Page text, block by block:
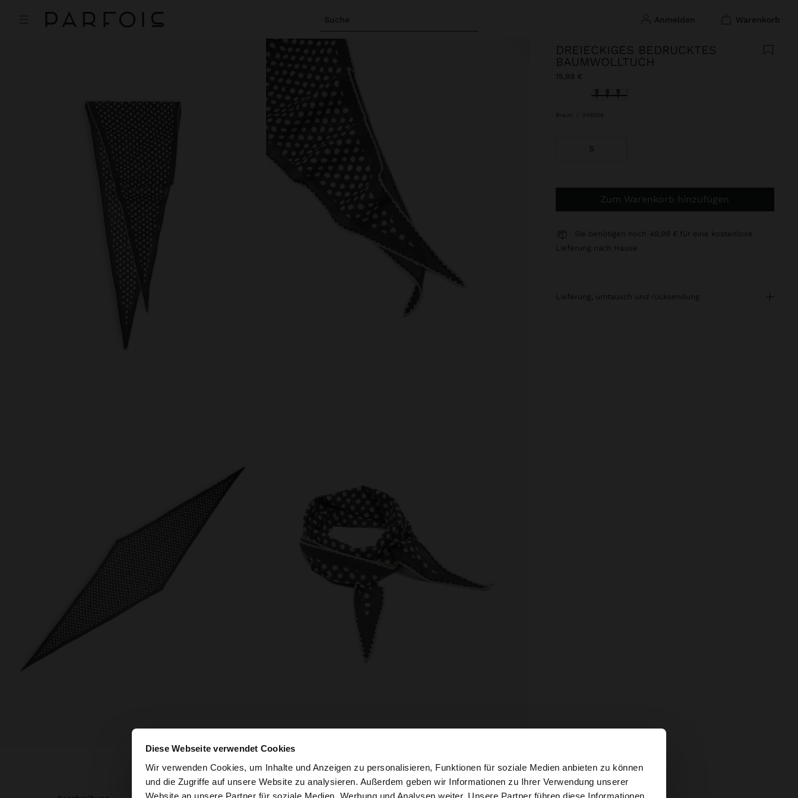
Diese Webseite verwendet Cookies
Wir verwenden Cookies, um Inhalte und Anzeigen zu personalisieren, Funktionen für soziale Medien anbieten zu können
und die Zugriffe auf unsere Website zu analysieren. Außerdem geben wir Informationen zu Ihrer Verwendung unserer
Website an unsere Partner für soziale Medien, Werbung und Analysen weiter. Unsere Partner führen diese Informationen
Suche anmelden warenkorb
hallo ×
DREIECKIGES BEDRUCKTES
BAUMWOLLTUCH
15,99 €
ausgewählt
Braun 248306
S
Zum Warenkorb hinzufügen
Sie benötigen noch 49,99 €
für eine kostenlose
Lieferung nach Hause
lieferung, umtausch und rücksendung